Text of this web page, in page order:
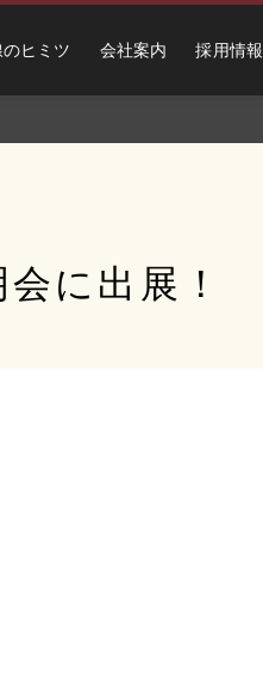
ヒミツ 会社案内 採用情報
に出展！